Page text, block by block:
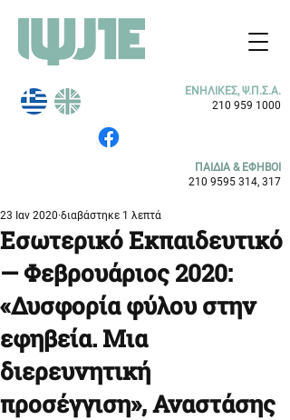
ΕΝΗΛΙΚΕΣ, Ψ.Π.Σ.Α.
210 959 1000
ΠΑΙΔΙΑ & ΕΦΗΒΟΙ
210 9595 314, 317
Εσωτερικό Εκπαιδευτικό
— Φεβρουάριος 2020:
«Δυσφορία φύλου στην
εφηβεία. Μια
διερευνητική
προσέγγιση», Αναστάσης
23 Ιαν 2020 διαβάστηκε 1 λεπτά